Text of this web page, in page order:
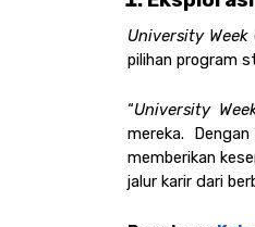
University Week
pilihan program
“University
mereka.
memberikan
jalur karir dari